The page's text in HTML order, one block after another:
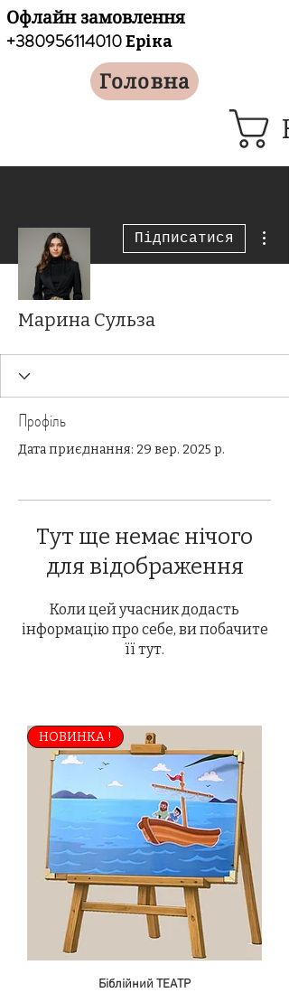
Офлайн замовлення
+380956114010Еріка
Головна
Підписатися
Марина Сульза
Профіль
Дата приєднання: 29 вер. 2025 р.
Тут ще немає нічого
для відображення
Коли цей учасник додасть
інформацію про себе, ви побачите
її тут.
НОВИНКА !
Біблійний ТЕАТР